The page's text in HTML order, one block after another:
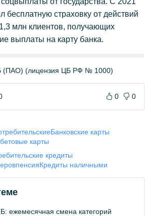
страховку от действий
млн клиентов, получающих
выплаты на карту банка.
(ПАО) (лицензия ЦБ РФ № 1000)
0 0
Банковские карты
карты
кредиты
пенсияКредиты наличными
ежемесячная смена категорий